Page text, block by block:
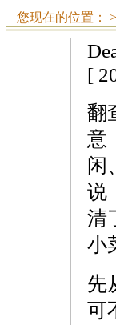
您现在的位置： >
[
翻
意
闲
说
清
小
先
可